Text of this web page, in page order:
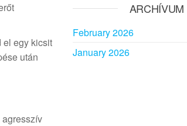
el egy kicsit
után
ARCHÍVUM
February 2026
January 2026